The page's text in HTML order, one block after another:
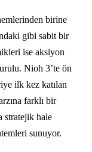
birine
gibi sabit bir
ise aksiyon
Nioh 3’te ön
ilk kez katılan
farklı bir
stratejik hale
sunuyor.